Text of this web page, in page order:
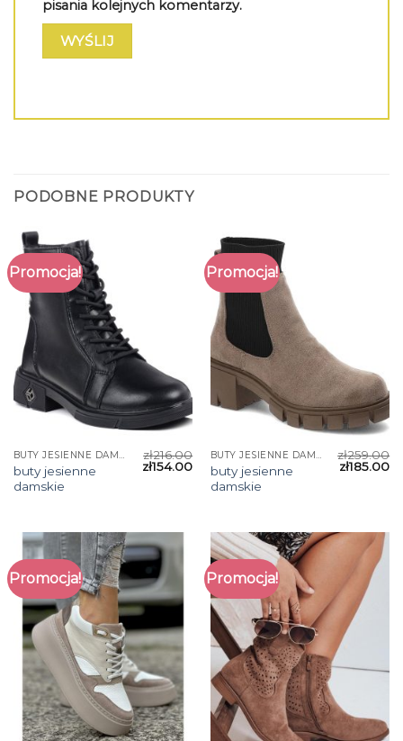
pisania kolejnych komentarzy.
PODOBNE PRODUKTY
Promocja!
BUTY JESIENNE DAMSKIE
buty jesienne
damskie
zł216.00
zł154.00
Promocja!
BUTY JESIENNE DAMSKIE
buty jesienne
damskie
zł259.00
zł185.00
Promocja! Promocja!